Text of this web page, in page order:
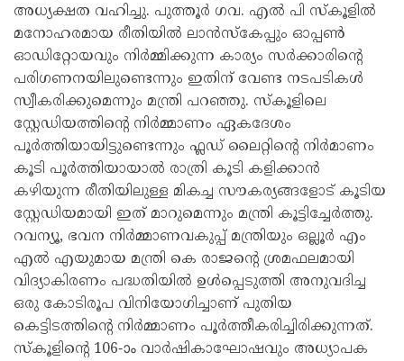
അധ്യക്ഷത വഹിച്ചു. പുത്തൂർ ഗവ. എൽ പി സ്കൂളിൽ
മനോഹരമായ രീതിയിൽ ലാൻസ്കേപ്പും ഓപ്പൺ
ഓഡിറ്റോയവും നിർമ്മിക്കുന്ന കാര്യം സർക്കാരിൻ്റെ
പരിഗണനയിലുണ്ടെന്നും ഇതിന് വേണ്ട നടപടികൾ
സ്വീകരിക്കുമെന്നും മന്ത്രി പറഞ്ഞു. സ്കൂളിലെ
സ്റ്റേഡിയത്തിൻ്റെ നിർമ്മാണം ഏകദേശം
പൂർത്തിയായിട്ടുണ്ടെന്നും ഫ്ലഡ് ലൈറ്റിൻ്റെ നിർമാണം
കൂടി പൂർത്തിയായാൽ രാത്രി കൂടി കളിക്കാൻ
കഴിയുന്ന രീതിയിലുള്ള മികച്ച സൗകര്യങ്ങളോട് കൂടിയ
സ്റ്റേഡിയമായി ഇത് മാറുമെന്നും മന്ത്രി കൂട്ടിച്ചേർത്തു.
റവന്യൂ, ഭവന നിർമ്മാണവകുപ്പ് മന്ത്രിയും ഒല്ലൂർ എം
എൽ എയുമായ മന്ത്രി കെ രാജൻ്റെ ശ്രമഫലമായി
വിദ്യാകിരണം പദ്ധതിയിൽ ഉൾപ്പെടുത്തി അനുവദിച്ച
ഒരു കോടിരൂപ വിനിയോഗിച്ചാണ് പുതിയ
കെട്ടിടത്തിൻ്റെ നിർമ്മാണം പൂർത്തീകരിച്ചിരിക്കുന്നത്.
സ്കൂളിൻ്റെ 106-ാം വാർഷികാഘോഷവും അധ്യാപക